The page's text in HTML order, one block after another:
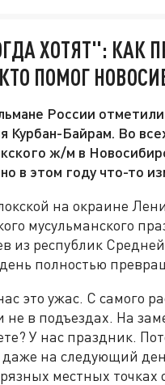
ХОТЯТ": КАК
ПОМОГ
России
Курбан-Байрам. Во
ж/м в
в этом году что-то
на окраине
мусульманского
из республик
полностью
это ужас. С самого
не в подъездах. На
У нас праздник.
даже на следующий
местных